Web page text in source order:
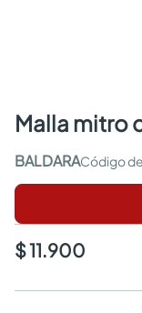
malla
BALDARA
$ 11.900